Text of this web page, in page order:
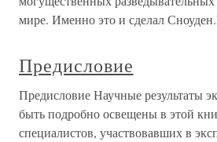
мире. Именно это и сделал
Предисловие
Предисловие Научные результаты
быть подробно освещены в этой
специалистов, участвовавших в